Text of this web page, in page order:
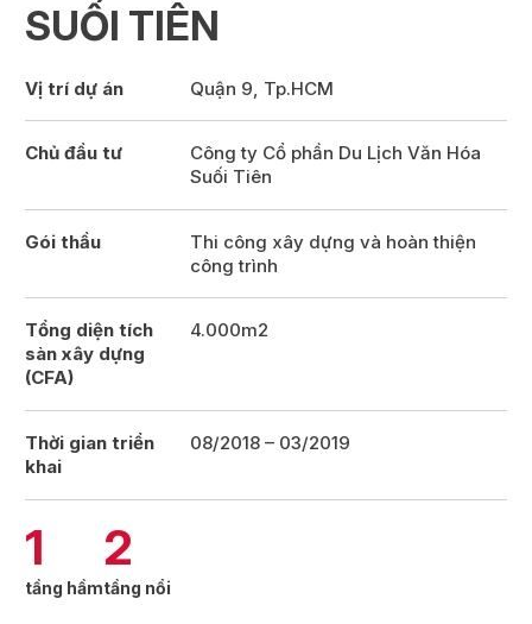
SUỐI TIÊN
Vị trí dự án Quận 9, Tp.HCM
Chủ đầu tư
Công ty Cổ phần Du Lịch Văn Hóa
Suối Tiên
Gói thầu
Thi công xây dựng và hoàn thiện
công trình
Tổng diện tích
sàn xây dựng
(CFA)
4.000m2
Thời gian triển
khai
08/2018 – 03/2019
1
tầng hầm
2
tầng nổi